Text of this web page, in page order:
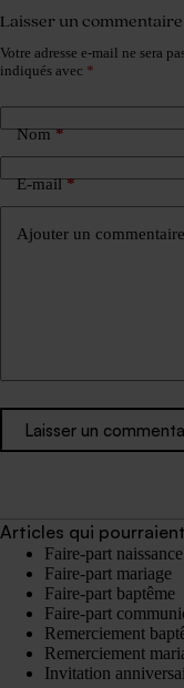
Laisser un commentaire
Votre adresse e-mail ne sera
indiqués avec *
Nom*
E-mail*
Ajouter un commentaire
Laisser un
Articles qui
Faire-part naissance
Faire-part mariage
Faire-part baptême
Faire-part
Remerciement
Remerciement
Invitation